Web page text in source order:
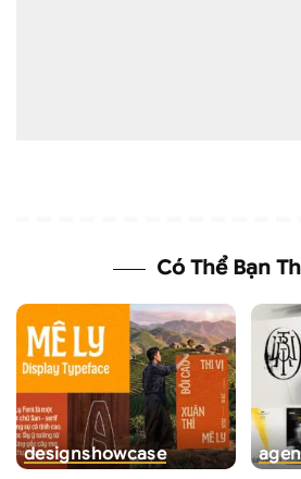
Có Thể Bạn
designshowcase